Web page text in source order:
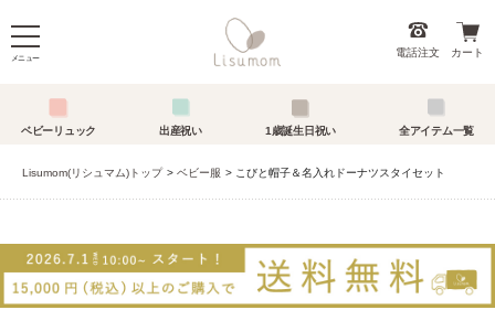
メニュー 電話注文 カート
ベビーリュック 出産祝い 1歳誕生日祝い 全アイテム一覧
Lisumom(リシュマム)トップ ベビー服 こびと帽子＆名入れドーナツスタイセット